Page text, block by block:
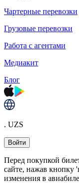
Чартерные перевозки
Грузовые перевозки
Работа с агентами
Медиакит
Блог
. UZS
Войти
Перед покупкой
сайте, нажав кнопку
изменения в